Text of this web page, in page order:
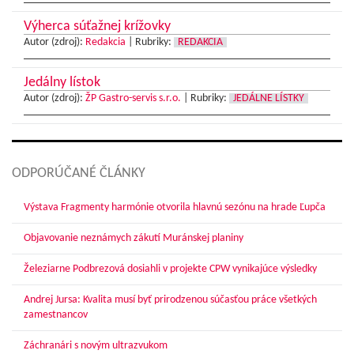
Výherca súťažnej krížovky
Autor (zdroj): Redakcia Rubriky: REDAKCIA
Jedálny lístok
Autor (zdroj): ŽP Gastro-servis s.r.o. Rubriky: JEDÁLNE LÍSTKY
ODPORÚČANÉ ČLÁNKY
Výstava Fragmenty harmónie otvorila hlavnú sezónu na hrade Ľupča
Objavovanie neznámych zákutí Muránskej planiny
Železiarne Podbrezová dosiahli v projekte CPW vynikajúce výsledky
Andrej Jursa: Kvalita musí byť prirodzenou súčasťou práce všetkých
zamestnancov
Záchranári s novým ultrazvukom